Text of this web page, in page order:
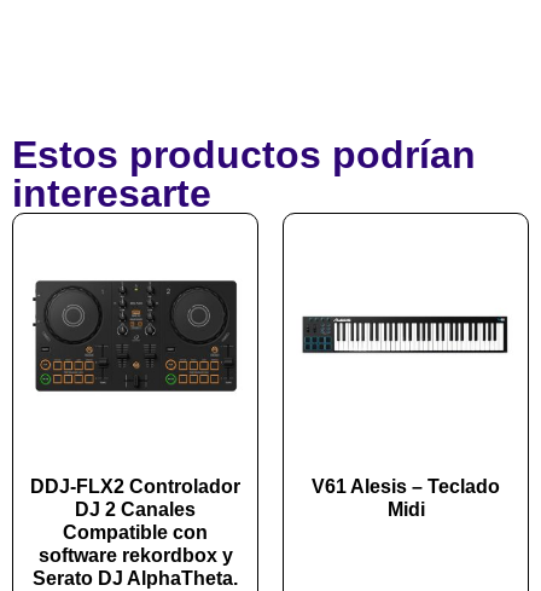
Estos productos podrían
interesarte
DDJ-FLX2 Controlador
DJ 2 Canales
Compatible con
software rekordbox y
Serato DJ AlphaTheta.
V61 Alesis – Teclado
Midi